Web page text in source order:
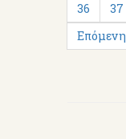
36
37
Επόμενη